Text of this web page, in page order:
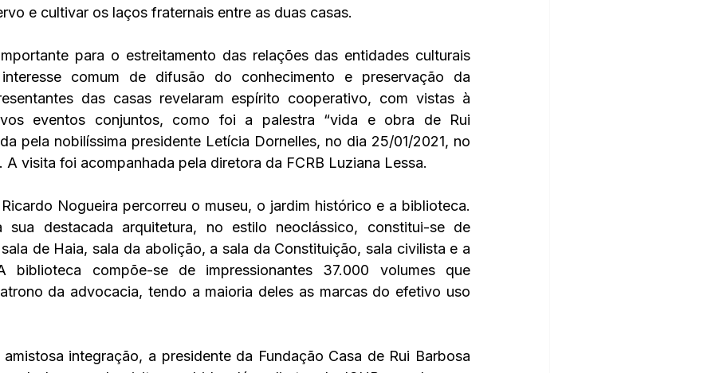
e cultivar os laços fraternais entre as duas casas.
para o estreitamento das relações das entidades culturais
comum de difusão do conhecimento e preservação da
das casas revelaram espírito cooperativo, com vistas à
eventos conjuntos, como foi a palestra “vida e obra de Rui
pela nobilíssima presidente Letícia Dornelles, no dia 25/01/2021, no
A visita foi acompanhada pela diretora da FCRB Luziana Lessa.
Nogueira percorreu o museu, o jardim histórico e a biblioteca.
sua destacada arquitetura, no estilo neoclássico, constitui-se de
de Haia, sala da abolição, a sala da Constituição, sala civilista e a
biblioteca compõe-se de impressionantes 37.000 volumes que
da advocacia, tendo a maioria deles as marcas do efetivo uso
integração, a presidente da Fundação Casa de Rui Barbosa